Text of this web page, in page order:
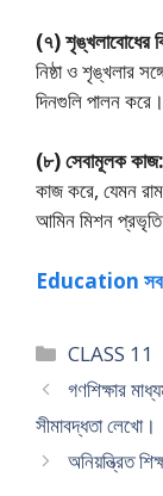
(৭) শৃঙ্খলাবোধের
নিষ্ঠা ও শৃঙ্খলার
দিনগুলি পালন
(৮) সেবামূলক কাজ:
কাজ করে, যেমন
আমিন মিশন প্রভৃতি
Education সব
Categories
CLASS 11
গণশিক্ষার
সীমাবদ্ধতা লেখাে।
অনিয়ন্ত্রিত